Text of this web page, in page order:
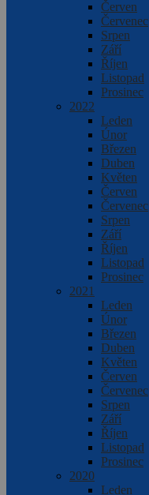
Červen
Červenec
Srpen
Září
Říjen
Listopad
Prosinec
2022
Leden
Únor
Březen
Duben
Květen
Červen
Červenec
Srpen
Září
Říjen
Listopad
Prosinec
2021
Leden
Únor
Březen
Duben
Květen
Červen
Červenec
Srpen
Září
Říjen
Listopad
Prosinec
2020
Leden